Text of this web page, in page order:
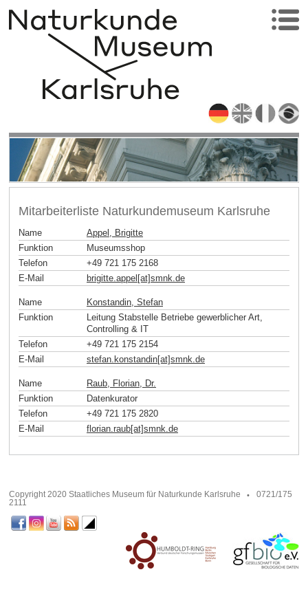
Mitarbeiterliste Naturkundemuseum Karlsruhe
Name
Appel, Brigitte
Funktion
Museumsshop
Telefon
+49 721 175 2168
E-Mail
brigitte.appel[at]smnk.de
Name
Konstandin, Stefan
Funktion
Leitung Stabstelle Betriebe gewerblicher Art,
Controlling & IT
Telefon
+49 721 175 2154
E-Mail
stefan.konstandin[at]smnk.de
Name
Raub, Florian, Dr.
Funktion
Datenkurator
Telefon
+49 721 175 2820
E-Mail
florian.raub[at]smnk.de
Copyright 2020 Staatliches Museum für Naturkunde Karlsruhe
0721/175
2111